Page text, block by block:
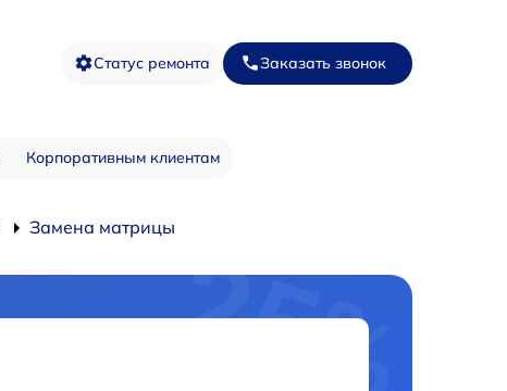
Статус ремонта Заказать звонок
Корпоративным клиентам
Замена матрицы